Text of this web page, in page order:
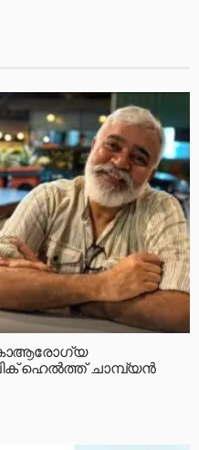
ഹെൽത്ത് ചാമ്പ്യൻ